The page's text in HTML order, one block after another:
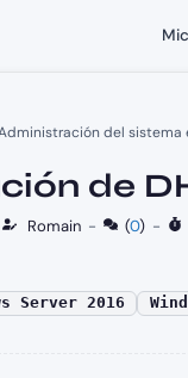
del sistema
de
Romain - (0) -
Server 2016